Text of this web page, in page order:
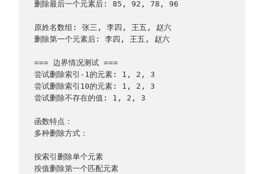
删除最后一个元素后: 85, 92, 78, 96
原姓名数组: 张三, 李四, 王五, 赵六
删除第一个元素后: 李四, 王五, 赵六
=== 边界情况测试 ===
尝试删除索引-1的元素: 1, 2, 3
尝试删除索引10的元素: 1, 2, 3
尝试删除不存在的值: 1, 2, 3
函数特点：
多种删除方式：
按索引删除单个元素
按值删除第一个匹配元素